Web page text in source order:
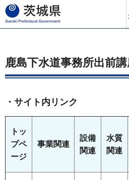
茨城県
鹿島下水道事務所出前
・サイト内リンク
トッ
プペ
ージ
事業関連
設備
関連
水質
関連